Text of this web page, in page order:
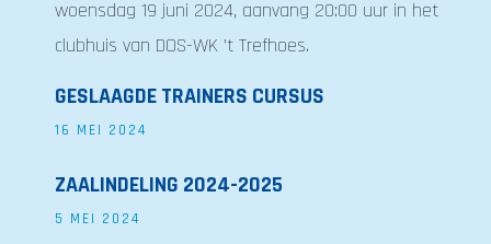
woensdag 19 juni 2024, aanvang 20:00 uur in het
clubhuis van DOS-WK ’t Trefhoes.
GESLAAGDE TRAINERS CURSUS
16 MEI 2024
ZAALINDELING 2024-2025
5 MEI 2024